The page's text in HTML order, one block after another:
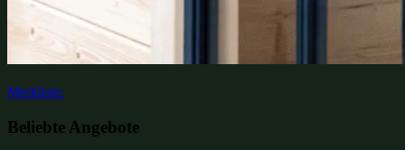
Merkliste:
Beliebte Angebote